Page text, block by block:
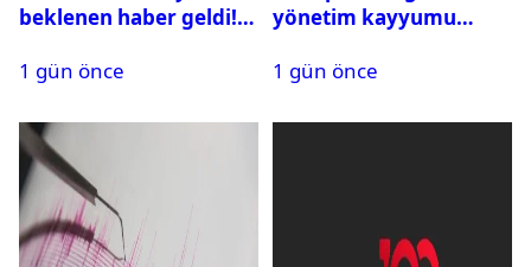
beklenen haber geldi!
1 gün önce
yönetim kayyumu
açıldı
1 gün önce